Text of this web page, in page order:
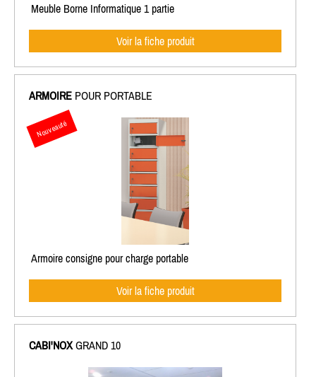
Meuble Borne Informatique 1 partie
Voir la fiche produit
ARMOIRE POUR PORTABLE
Nouveauté
Armoire consigne pour charge portable
Voir la fiche produit
CABI'NOX GRAND 10